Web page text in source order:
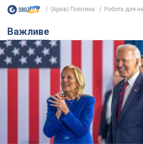
(Архів) Політика Робота для
Важливе